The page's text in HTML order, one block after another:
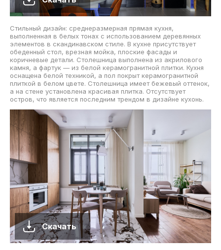
Стильный дизайн: среднеразмерная прямая кухня,
выполненная в белых тонах с использованием деревянных
элементов в скандинавском стиле. В кухне присутствует
обеденный стол, врезная мойка, плоские фасады и
коричневые детали. Столешница выполнена из акрилового
камня, а фартук — из белой керамогранитной плитки. Кухня
оснащена белой техникой, а пол покрыт керамогранитной
плиткой в белом цвете. Столешница имеет бежевый оттенок,
а на стене установлена красивая плитка. Отсутствует
остров, что является последним трендом в дизайне кухонь.
Скачать